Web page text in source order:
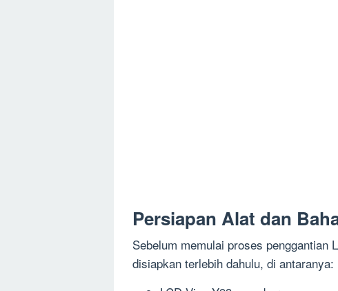
Persiapan Alat dan
Sebelum memulai proses penggantian
disiapkan terlebih dahulu, di antaranya: